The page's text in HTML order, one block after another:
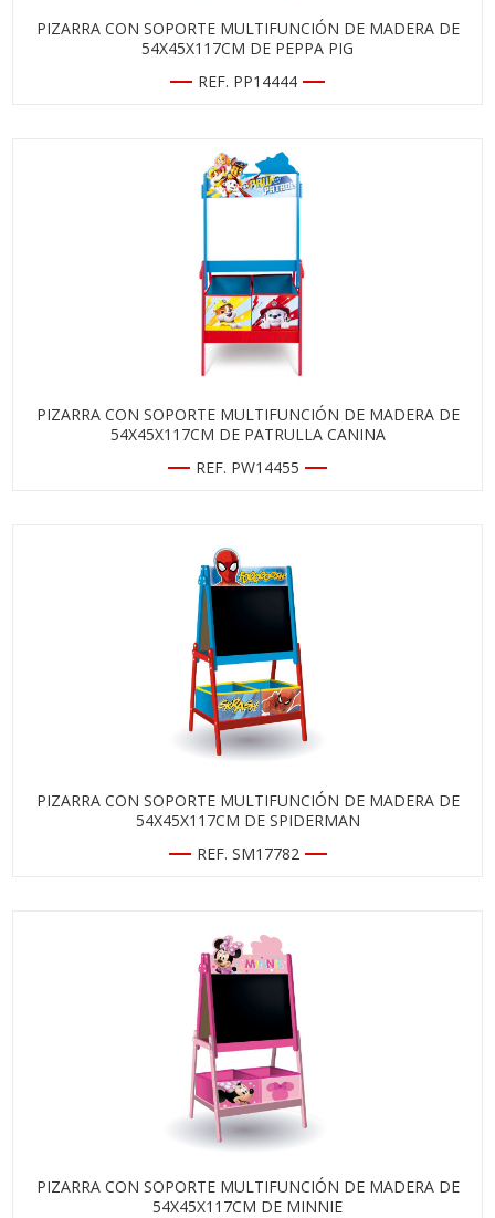
PIZARRA CON SOPORTE MULTIFUNCIÓN DE MADERA DE
54X45X117CM DE PEPPA PIG
REF. PP14444
PIZARRA CON SOPORTE MULTIFUNCIÓN DE MADERA DE
54X45X117CM DE PATRULLA CANINA
REF. PW14455
PIZARRA CON SOPORTE MULTIFUNCIÓN DE MADERA DE
54X45X117CM DE SPIDERMAN
REF. SM17782
PIZARRA CON SOPORTE MULTIFUNCIÓN DE MADERA DE
54X45X117CM DE MINNIE